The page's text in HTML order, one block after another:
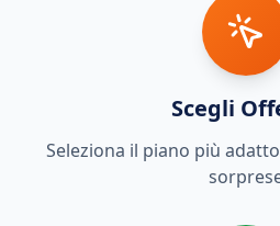
Scegli
Seleziona il piano più